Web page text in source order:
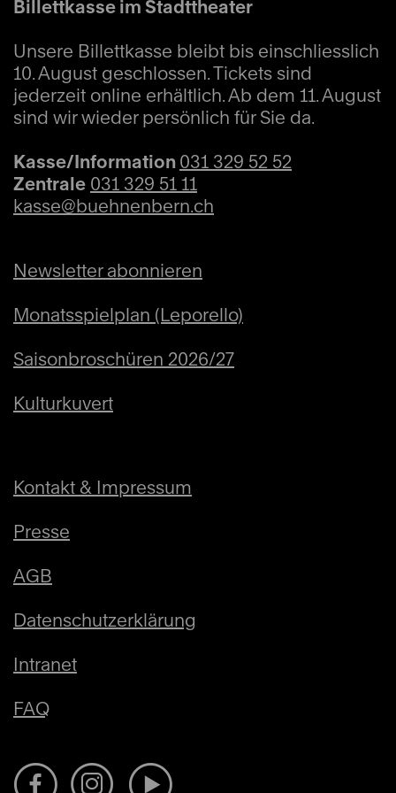
Billettkasse im Stadttheater
Unsere Billettkasse bleibt bis einschliesslich
10. August geschlossen. Tickets sind
jederzeit online erhältlich. Ab dem 11. August
sind wir wieder persönlich für Sie da.
Kasse/Information 031 329 52 52
Zentrale 031 329 51 11
kasse@buehnenbern.ch
Newsletter abonnieren
Monatsspielplan (Leporello)
Saisonbroschüren 2026/27
Kulturkuvert
Kontakt & Impressum
Presse
AGB
Datenschutzerklärung
Intranet
FAQ